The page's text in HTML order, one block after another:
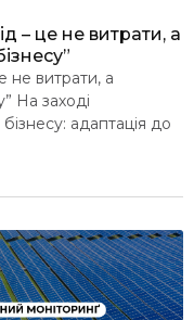
– це не витрати, а
не витрати, а
На заході
адаптація до
6 травня в Києві в
Офісу
[…]